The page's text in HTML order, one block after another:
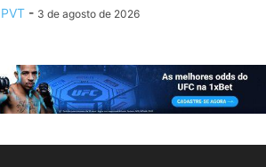
PVT - 3 de agosto de 2026